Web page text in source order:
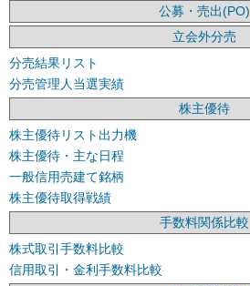
公募・売出(PO)
立会外分売
分売結果リスト
分売管理人当選実績
株主優待
株主優待リスト出力機
株主優待・主な日程
一般信用売建て銘柄
株主優待取得戦績
手数料関係比較
株式取引手数料比較
信用取引・金利手数料比較